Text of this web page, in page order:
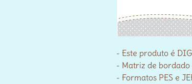
- Este produto é
- Matriz de
- Formatos PES e